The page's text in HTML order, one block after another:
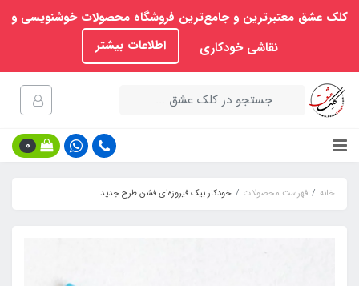
کلک عشق معتبرترین و جامع‌ترین فروشگاه محصولات خوشنویسی و
نقاشی خودکاری
اطلاعات بیشتر
0
خانه فهرست محصولات خودکار بیک فیروزه‌ای فشن طرح جدید